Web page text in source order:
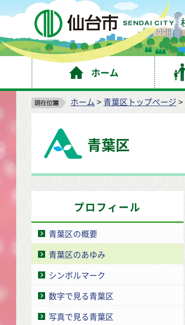
ホーム
ホーム > 青葉区トップページ >
青葉区
プロフィール
青葉区の概要
青葉区のあゆみ
シンボルマーク
数字で見る青葉区
写真で見る青葉区